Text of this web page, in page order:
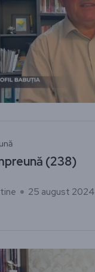
(238)
25 august 2024